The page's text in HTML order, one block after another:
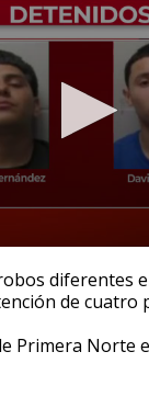
diferentes
de cuatro
Primera Norte